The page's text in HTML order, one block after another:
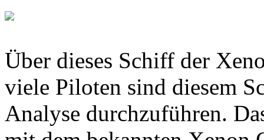
Über dieses Schiff der
viele Piloten sind diesem
Analyse durchzuführen.